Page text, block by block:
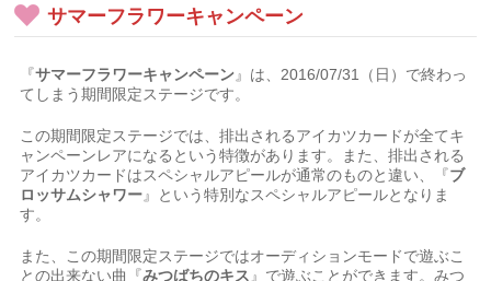
サマーフラワーキャンペーン
『サマーフラワーキャンペーン』は、2016/07/31（日）で終わっ
てしまう期間限定ステージです。
この期間限定ステージでは、排出されるアイカツカードが全てキ
ャンペーンレアになるという特徴があります。また、排出される
アイカツカードはスペシャルアピールが通常のものと違い、『ブ
ロッサムシャワー』という特別なスペシャルアピールとなりま
す。
また、この期間限定ステージではオーディションモードで遊ぶこ
との出来ない曲『みつばちのキス 』で遊ぶことができます。みつ